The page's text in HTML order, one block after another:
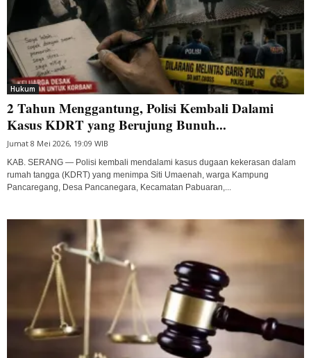
Hukum
2 Tahun Menggantung, Polisi Kembali Dalami
Kasus KDRT yang Berujung Bunuh...
Jumat 8 Mei 2026, 19:09 WIB
KAB. SERANG — Polisi kembali mendalami kasus dugaan kekerasan dalam
rumah tangga (KDRT) yang menimpa Siti Umaenah, warga Kampung
Pancaregang, Desa Pancanegara, Kecamatan Pabuaran,...